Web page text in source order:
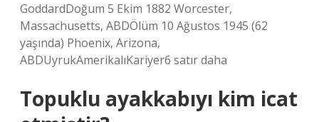
GoddardDoğum 5 Ekim 1882 Worcester,
Massachusetts, ABDÖlüm 10 Ağustos 1945 (62
yaşında) Phoenix, Arizona,
ABDUyrukAmerikalıKariyer6 satır daha
Topuklu ayakkabıyı kim icat